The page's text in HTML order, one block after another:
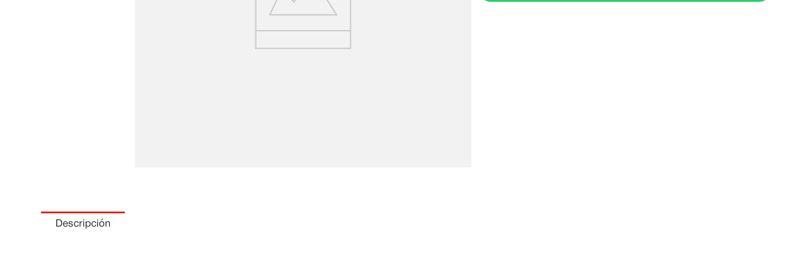
Descripción